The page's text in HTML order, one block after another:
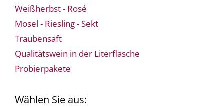
Weißherbst - Rosé
Mosel - Riesling - Sekt
Traubensaft
Qualitätswein in der Literflasche
Probierpakete
Wählen Sie aus: